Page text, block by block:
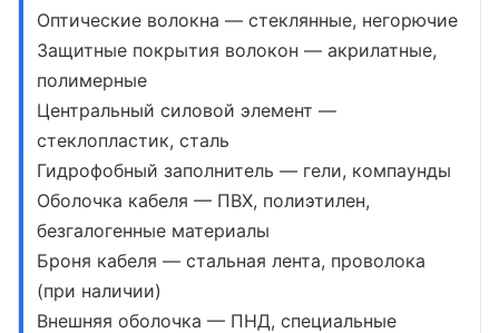
Оптические волокна — стеклянные, негорючие
Защитные покрытия волокон — акрилатные,
полимерные
Центральный силовой элемент —
стеклопластик, сталь
Гидрофобный заполнитель — гели, компаунды
Оболочка кабеля — ПВХ, полиэтилен,
безгалогенные материалы
Броня кабеля — стальная лента, проволока
(при наличии)
Внешняя оболочка — ПНД, специальные